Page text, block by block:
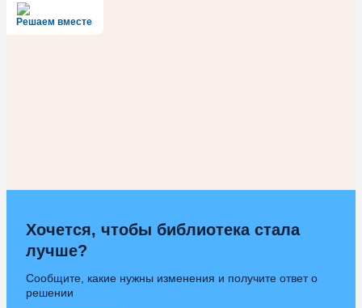
Решаем вместе
Хочется, чтобы библиотека стала
лучше?
Сообщите, какие нужны изменения и получите ответ о
решении